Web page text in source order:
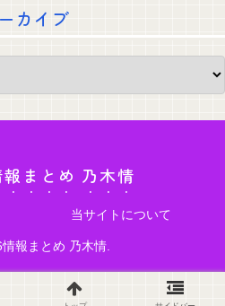
カイブ
まとめ 乃木情
当サイトについて
報まとめ 乃木情.